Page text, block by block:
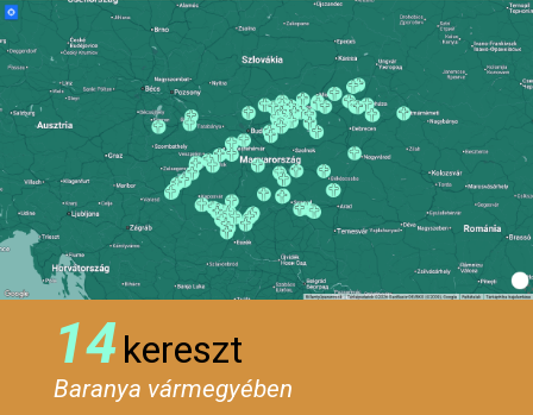
14kereszt
Baranya vármegyében